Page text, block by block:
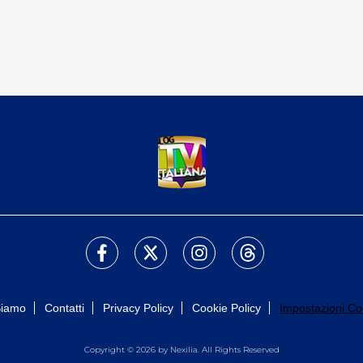
Contatti Privacy Policy Cookie Policy Impostazioni
Copyright © 2026 by Nexilia. All Rights Reserved